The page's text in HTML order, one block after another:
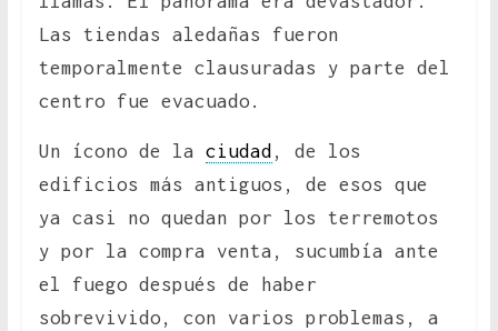
Las tiendas aledañas fueron
temporalmente clausuradas y parte del
centro fue evacuado.
Un ícono de la ciudad , de los
edificios más antiguos, de esos que
ya casi no quedan por los terremotos
y por la compra venta, sucumbía ante
el fuego después de haber
sobrevivido, con varios problemas, a